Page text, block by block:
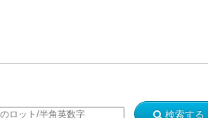
検索する